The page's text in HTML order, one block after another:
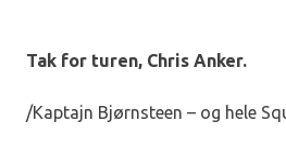
Tak for turen, Chris Anker.
/Kaptajn Bjørnsteen – og hele